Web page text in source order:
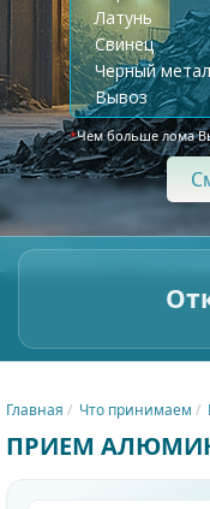
Латунь
Свинец
Черный
Вывоз
*Чем больше лома
Главная Что принимаем
ПРИЕМ